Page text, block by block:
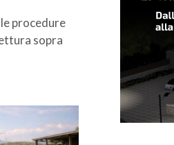
procedure
sopra